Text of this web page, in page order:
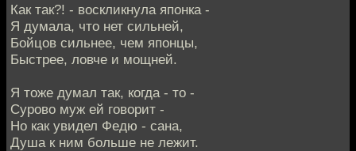
Как так?! - воскликнула японка -
Я думала, что нет сильней,
Бойцов сильнее, чем японцы,
Быстрее, ловче и мощней.
Я тоже думал так, когда - то -
Сурово муж ей говорит -
Но как увидел Федю - сана,
Душа к ним больше не лежит.